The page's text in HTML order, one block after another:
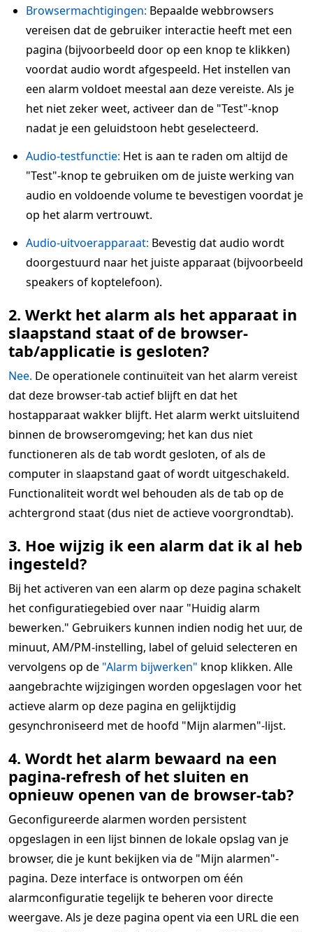
Browsermachtigingen: Bepaalde webbrowsers
vereisen dat de gebruiker interactie heeft met een
pagina (bijvoorbeeld door op een knop te klikken)
voordat audio wordt afgespeeld. Het instellen van
een alarm voldoet meestal aan deze vereiste. Als je
het niet zeker weet, activeer dan de "Test"-knop
nadat je een geluidstoon hebt geselecteerd.
Audio-testfunctie: Het is aan te raden om altijd de
"Test"-knop te gebruiken om de juiste werking van
audio en voldoende volume te bevestigen voordat je
op het alarm vertrouwt.
Audio-uitvoerapparaat: Bevestig dat audio wordt
doorgestuurd naar het juiste apparaat (bijvoorbeeld
speakers of koptelefoon).
2. Werkt het alarm als het apparaat in
slaapstand staat of de browser-
tab/applicatie is gesloten?
Nee. De operationele continuïteit van het alarm vereist
dat deze browser-tab actief blijft en dat het
hostapparaat wakker blijft. Het alarm werkt uitsluitend
binnen de browseromgeving; het kan dus niet
functioneren als de tab wordt gesloten, of als de
computer in slaapstand gaat of wordt uitgeschakeld.
Functionaliteit wordt wel behouden als de tab op de
achtergrond staat (dus niet de actieve voorgrondtab).
3. Hoe wijzig ik een alarm dat ik al heb
ingesteld?
Bij het activeren van een alarm op deze pagina schakelt
het configuratiegebied over naar "Huidig alarm
bewerken." Gebruikers kunnen indien nodig het uur, de
minuut, AM/PM-instelling, label of geluid selecteren en
vervolgens op de "Alarm bijwerken" knop klikken. Alle
aangebrachte wijzigingen worden opgeslagen voor het
actieve alarm op deze pagina en gelijktijdig
gesynchroniseerd met de hoofd "Mijn alarmen"-lijst.
4. Wordt het alarm bewaard na een
pagina-refresh of het sluiten en
opnieuw openen van de browser-tab?
Geconfigureerde alarmen worden persistent
opgeslagen in een lijst binnen de lokale opslag van je
browser, die je kunt bekijken via de "Mijn alarmen"-
pagina. Deze interface is ontworpen om één
alarmconfiguratie tegelijk te beheren voor directe
weergave. Als je deze pagina opent via een URL die een